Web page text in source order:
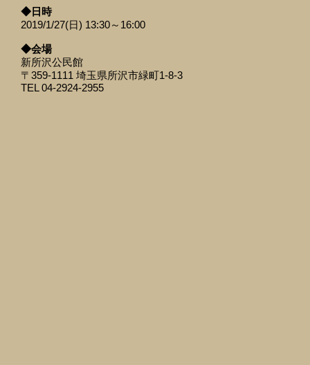
◆日時
2019/1/27(日) 13:30～16:00
◆会場
新所沢公民館
〒359-1111 埼玉県所沢市緑町1-8-3
TEL 04-2924-2955